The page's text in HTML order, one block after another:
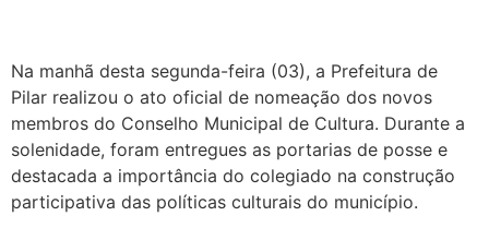
Na manhã desta segunda-feira (03), a Prefeitura de
Pilar realizou o ato oficial de nomeação dos novos
membros do Conselho Municipal de Cultura. Durante a
solenidade, foram entregues as portarias de posse e
destacada a importância do colegiado na construção
participativa das políticas culturais do município.